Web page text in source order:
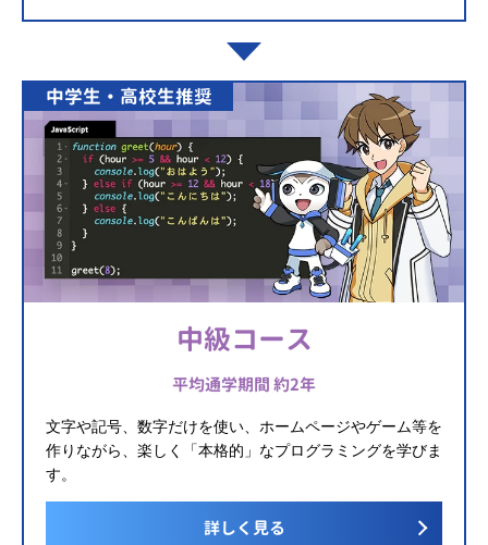
中学生・高校生推奨
中級コース
平均通学期間 約2年
文字や記号、数字だけを使い、ホームページやゲーム等を
作りながら、楽しく「本格的」なプログラミングを学びま
す。
詳しく見る